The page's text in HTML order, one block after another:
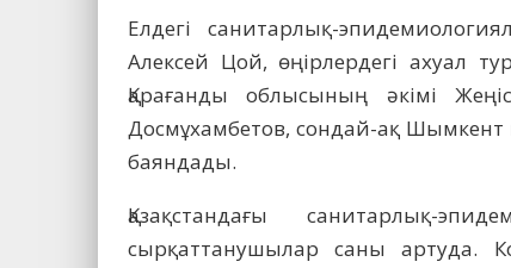
Елдегі санитарлық-
Алексей Цой, өңірлердегі ахуал
Қарағанды облысының әкімі
Досмұхамбетов, сондай-ақ Шымкент
баяндады.
Қазақстандағы санитарлық-
сырқаттанушылар саны артуда.